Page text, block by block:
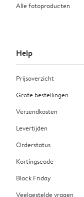
Alle fotoproducten
Help
Prijsoverzicht
Grote bestellingen
Verzendkosten
Levertijden
Orderstatus
Kortingscode
Black Friday
Veelgestelde vragen